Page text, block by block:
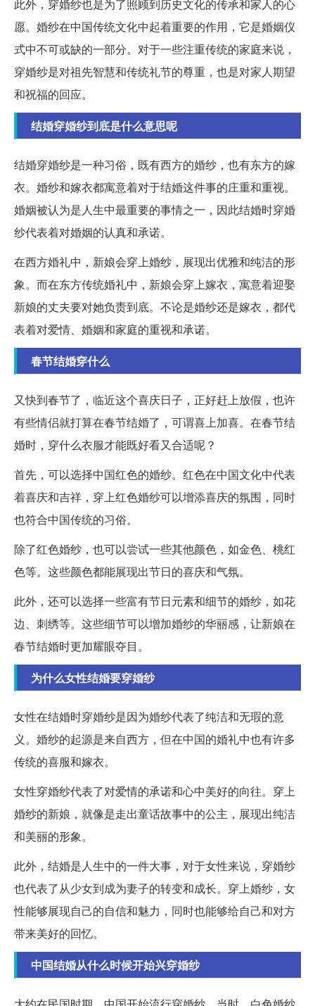
此外，穿婚纱也是为了照顾到历史文化的传承和家人的心
愿。婚纱在中国传统文化中起着重要的作用，它是婚姻仪
式中不可或缺的一部分。对于一些注重传统的家庭来说，
穿婚纱是对祖先智慧和传统礼节的尊重，也是对家人期望
和祝福的回应。
结婚穿婚纱到底是什么意思呢
结婚穿婚纱是一种习俗，既有西方的婚纱，也有东方的嫁
衣。婚纱和嫁衣都寓意着对于结婚这件事的庄重和重视。
婚姻被认为是人生中最重要的事情之一，因此结婚时穿婚
纱代表着对婚姻的认真和承诺。
在西方婚礼中，新娘会穿上婚纱，展现出优雅和纯洁的形
象。而在东方传统婚礼中，新娘会穿上嫁衣，寓意着迎娶
新娘的丈夫要对她负责到底。不论是婚纱还是嫁衣，都代
表着对爱情、婚姻和家庭的重视和承诺。
春节结婚穿什么
又快到春节了，临近这个喜庆日子，正好赶上放假，也许
有些情侣就打算在春节结婚了，可谓喜上加喜。在春节结
婚时，穿什么衣服才能既好看又合适呢？
首先，可以选择中国红色的婚纱。红色在中国文化中代表
着喜庆和吉祥，穿上红色婚纱可以增添喜庆的氛围，同时
也符合中国传统的习俗。
除了红色婚纱，也可以尝试一些其他颜色，如金色、桃红
色等。这些颜色都能展现出节日的喜庆和气氛。
此外，还可以选择一些富有节日元素和细节的婚纱，如花
边、刺绣等。这些细节可以增加婚纱的华丽感，让新娘在
春节结婚时更加耀眼夺目。
为什么女性结婚要穿婚纱
女性在结婚时穿婚纱是因为婚纱代表了纯洁和无瑕的意
义。婚纱的起源是来自西方，但在中国的婚礼中也有许多
传统的喜服和嫁衣。
女性穿婚纱代表了对爱情的承诺和心中美好的向往。穿上
婚纱的新娘，就像是走出童话故事中的公主，展现出纯洁
和美丽的形象。
此外，结婚是人生中的一件大事，对于女性来说，穿婚纱
也代表了从少女到成为妻子的转变和成长。穿上婚纱，女
性能够展现自己的自信和魅力，同时也能够给自己和对方
带来美好的回忆。
中国结婚从什么时候开始兴穿婚纱